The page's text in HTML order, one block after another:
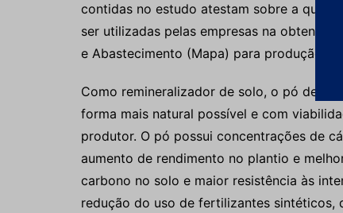
contidas no estudo atestam sobre a
ser utilizadas pelas empresas na
e Abastecimento (Mapa) para produção e
Como remineralizador de solo, o pó de
forma mais natural possível e com
produtor. O pó possui concentrações de
aumento de rendimento no plantio e
carbono no solo e maior resistência às
redução do uso de fertilizantes sintéticos,